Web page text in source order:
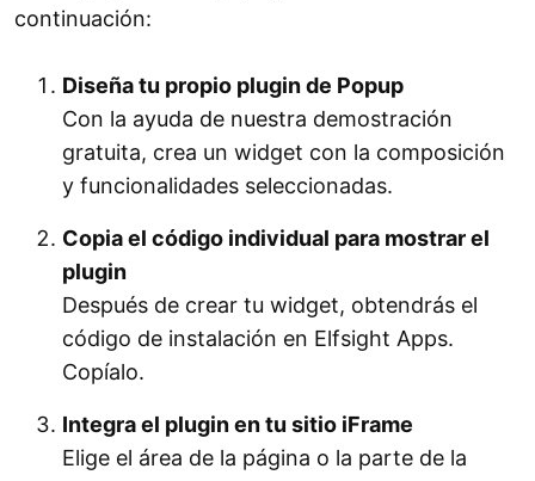
continuación:
Diseña tu propio plugin de Popup
Con la ayuda de nuestra demostración
gratuita, crea un widget con la composición
y funcionalidades seleccionadas.
Copia el código individual para mostrar el
plugin
Después de crear tu widget, obtendrás el
código de instalación en Elfsight Apps.
Copíalo.
Integra el plugin en tu sitio iFrame
Elige el área de la página o la parte de la